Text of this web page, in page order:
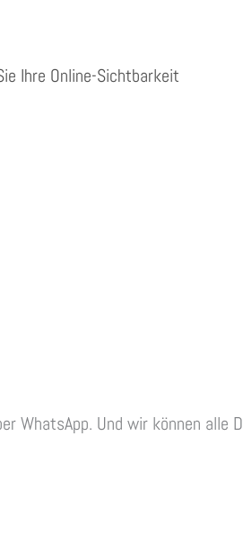
WhatsApp. Und wir können alle